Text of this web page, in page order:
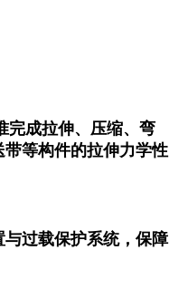
完成拉伸、压缩、弯
等构件的拉伸力学性
过载保护系统，保障